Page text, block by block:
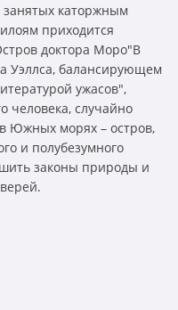
каторжным
приходится
доктора Моро"В
Уэллса, балансирующем
ужасов",
человека, случайно
Южных морях – остров,
и полубезумного
законы природы и